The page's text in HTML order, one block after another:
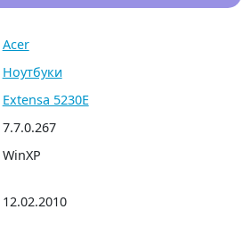
Acer
Ноутбуки
Extensa 5230E
7.7.0.267
WinXP
12.02.2010